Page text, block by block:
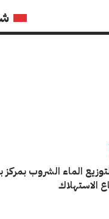
الماء الشروب بمركز
الاستهلاك